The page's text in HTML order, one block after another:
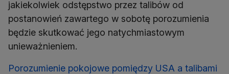
jakiekolwiek odstępstwo przez talibów od
postanowień zawartego w sobotę porozumienia
będzie skutkować jego natychmiastowym
unieważnieniem.
Porozumienie pokojowe pomiędzy USA a talibami